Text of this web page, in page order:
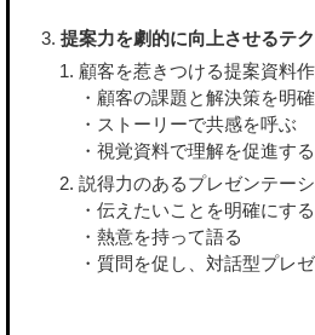
提案力を劇的に向上させるテ
顧客を惹きつける提案資料
・顧客の課題と解決策を明
・ストーリーで共感を呼ぶ
・視覚資料で理解を促進する
説得力のあるプレゼンテー
・伝えたいことを明確にする
・熱意を持って語る
・質問を促し、対話型プレ